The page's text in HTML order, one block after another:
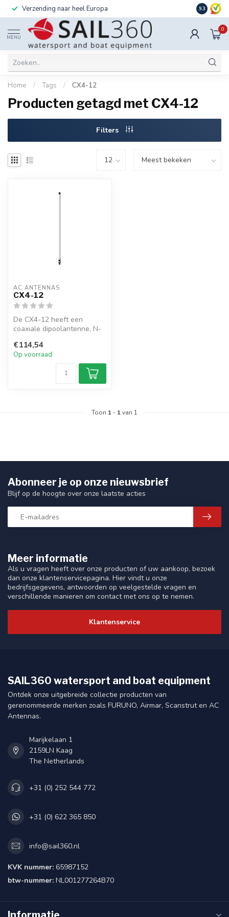
Verzending naar heel Europa Ook
9.3
MENU
0
Home / Tags / CX4-12
Producten getagd met CX4-12
Filters
AC ANTENNAS
CX4-12
De CX4-12 heeft een
coaxiale dipoolantenne, N-
male, e...
€114,54
Op voorraad
Toon 1 - 1van 1
Meer informatie
Als u vragen heeft over onze producten of uw aankoop, bezoek
dan onze klantenservicepagina. Hier vindt u onze
bedrijfsgegevens, antwoorden op veelgestelde vragen en
verschillende manieren om contact met ons op te nemen.
Klantenservice
Abonneer je op onze nieuwsbrief
Blijf op de hoogte over onze laatste acties
SAIL360 watersport and boat equipment
Ontdek onze uitgebreide collectie producten van
gerenommeerde merken zoals FURUNO, Airmar, Scanstrut en AC
Antennas.
Marijkelaan 1
2159LN Kaag
The Netherlands
+31 (0) 252 544 772
+31 (0) 622 365 850
info@sail360.nl
KVK nummer: 65987152
btw-nummer: NL001277264B70